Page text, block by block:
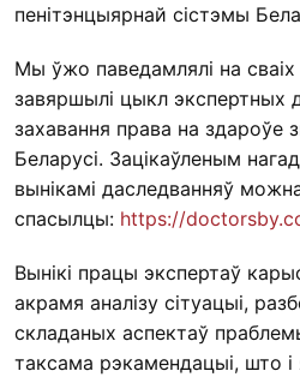
пенітэнцыярнай сістэмы
Мы ўжо паведамлялі на
завяршылі цыкл экспертных
захавання права на здароўе
Беларусі. Зацікаўленым
вынікамі даследванняў
спасылцы: https://
Вынікі працы экспертаў
акрамя аналізу сітуацыі,
складаных аспектаў
таксама рэкамендацыі, што і